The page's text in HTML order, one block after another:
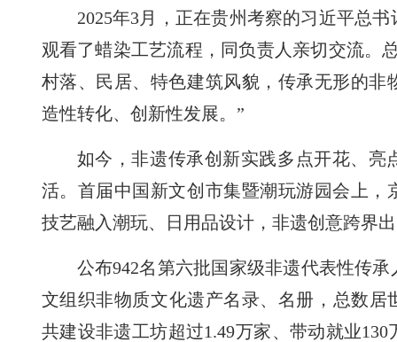
2025年3月，正在贵州考察的习近平总
观看了蜡染工艺流程，同负责人亲切交流。
村落、民居、特色建筑风貌，传承无形的非
造性转化、创新性发展。”
如今，非遗传承创新实践多点开花、亮
活。首届中国新文创市集暨潮玩游园会上，
技艺融入潮玩、日用品设计，非遗创意跨界
公布942名第六批国家级非遗代表性传
文组织非物质文化遗产名录、名册，总数居
共建设非遗工坊超过1.49万家、带动就业